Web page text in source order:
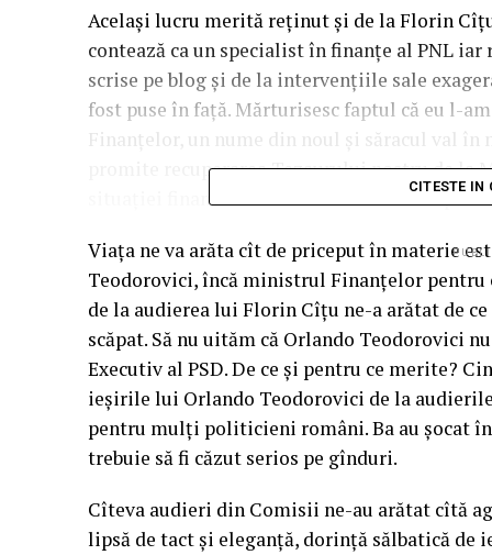
Acelaşi lucru merită reţinut şi de la Florin
contează ca un specialist în finanţe al PNL
scrise pe blog şi de la intervenţiile sale
fost puse în faţă. Mărturisesc faptul că eu l-
Finanţelor, un nume din noul şi săracul val
promite recuperarea Tezaurului nostru de la
situaţiei financiare din România mi s-au
Viaţa ne va arăta cît de priceput în materie
Teodorovici, încă ministrul Finanţelor pentru
de la audierea lui Florin Cîţu ne-a arătat de
scăpat. Să nu uităm că Orlando Teodorovici
Executiv al PSD. De ce şi pentru ce merite?
ieşirile lui Orlando Teodorovici de la
pentru mulţi politicieni români. Ba au şocat
trebuie să fi căzut serios pe gînduri.
Cîteva audieri din Comisii ne-au arătat cîtă
lipsă de tact şi eleganţă, dorinţă sălbatică
CITESTE IN